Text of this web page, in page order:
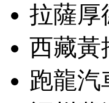
拉薩厚
西藏黃
跑龍汽